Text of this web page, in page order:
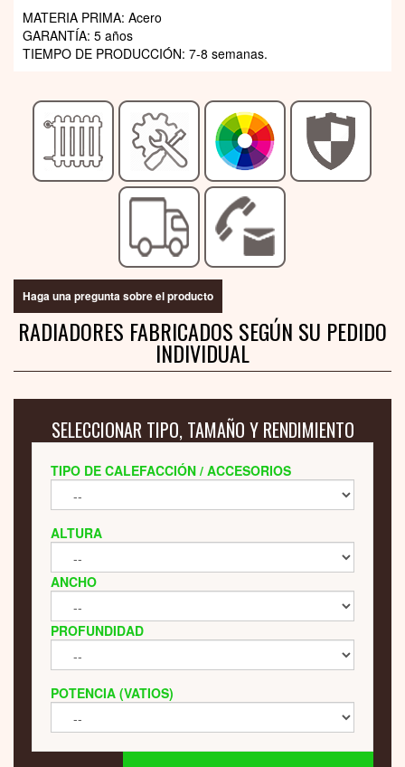
MATERIA PRIMA: Acero
GARANTÍA: 5 años
TIEMPO DE PRODUCCIÓN: 7-8 semanas.
Haga una pregunta sobre el producto
RADIADORES FABRICADOS SEGÚN SU PEDIDO
INDIVIDUAL
SELECCIONAR TIPO, TAMAÑO Y RENDIMIENTO
TIPO DE CALEFACCIÓN / ACCESORIOS
ALTURA
ANCHO
PROFUNDIDAD
POTENCIA (VATIOS)